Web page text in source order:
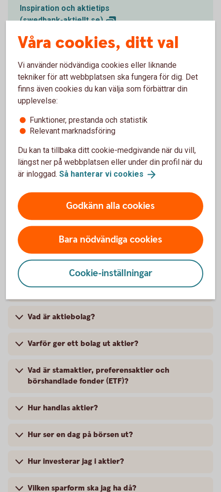
Inspiration och aktietips
(swedbank-aktiellt.se)
Nyheter och analyser
Vill du hänga med vad som händer på
finansmarknaderna? Få bättre koll på inflationen,
räntorna och din egen privatekonomi? I Aktiellt får
artiklar om aktier och fonder.
Aktiellt(swedbank-aktiellt.se)
Handla med och investera i aktier -
frågor och svar
Varför ska jag investera i aktier?
Vad är aktiebolag?
Varför ger ett bolag ut aktier?
Vad är stamaktier, preferensaktier och
börshandlade fonder (ETF)?
Hur handlas aktier?
Hur ser en dag på börsen ut?
Hur investerar jag i aktier?
Vilken sparform ska jag ha då?
Våra cookies, ditt val
Vi använder nödvändiga cookies eller liknande
tekniker för att webbplatsen ska fungera för dig. Det
finns även cookies du kan välja som förbättrar din
upplevelse:
Funktioner, prestanda och statistik
Relevant marknadsföring
Du kan ta tillbaka ditt cookie-medgivande när du vill,
längst ner på webbplatsen eller under din profil när du
är inloggad. Så hanterar vi cookies
Godkänn alla cookies
Bara nödvändiga cookies
Cookie-inställningar